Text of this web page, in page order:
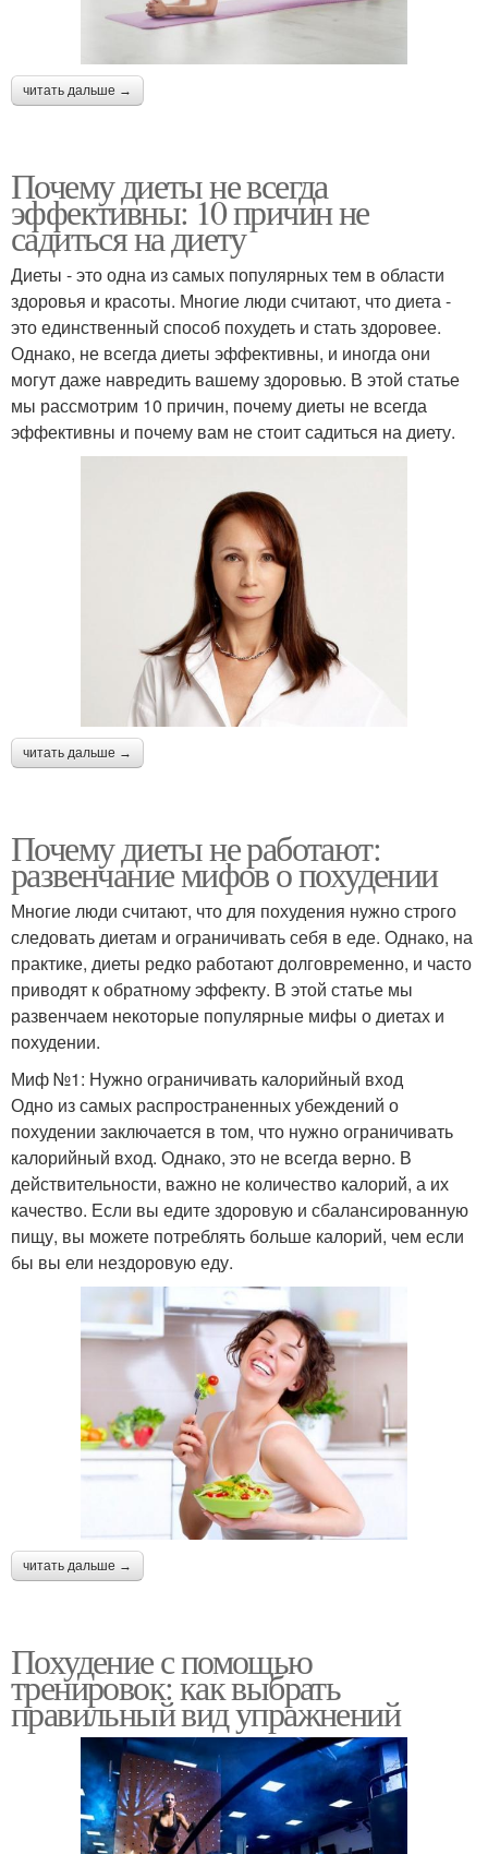
читать дальше →
Почему диеты не всегда
эффективны: 10 причин не
садиться на диету
Диеты - это одна из самых популярных тем в области
здоровья и красоты. Многие люди считают, что диета -
это единственный способ похудеть и стать здоровее.
Однако, не всегда диеты эффективны, и иногда они
могут даже навредить вашему здоровью. В этой статье
мы рассмотрим 10 причин, почему диеты не всегда
эффективны и почему вам не стоит садиться на диету.
читать дальше →
Почему диеты не работают:
развенчание мифов о похудении
Многие люди считают, что для похудения нужно строго
следовать диетам и ограничивать себя в еде. Однако, на
практике, диеты редко работают долговременно, и часто
приводят к обратному эффекту. В этой статье мы
развенчаем некоторые популярные мифы о диетах и
похудении.
Миф №1: Нужно ограничивать калорийный вход
Одно из самых распространенных убеждений о
похудении заключается в том, что нужно ограничивать
калорийный вход. Однако, это не всегда верно. В
действительности, важно не количество калорий, а их
качество. Если вы едите здоровую и сбалансированную
пищу, вы можете потреблять больше калорий, чем если
бы вы ели нездоровую еду.
читать дальше →
Похудение с помощью
тренировок: как выбрать
правильный вид упражнений